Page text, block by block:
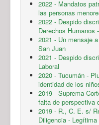
2022 - Mandatos
las personas
2022 - Despido
Derechos Humanos
2021 - Un mensaje
San Juan
2021 - Despido
Laboral
2020 - Tucumán -
identidad de los
2019 - Suprema
falta de perspectiva
2019 - R., C. E. s/
Diligencia -